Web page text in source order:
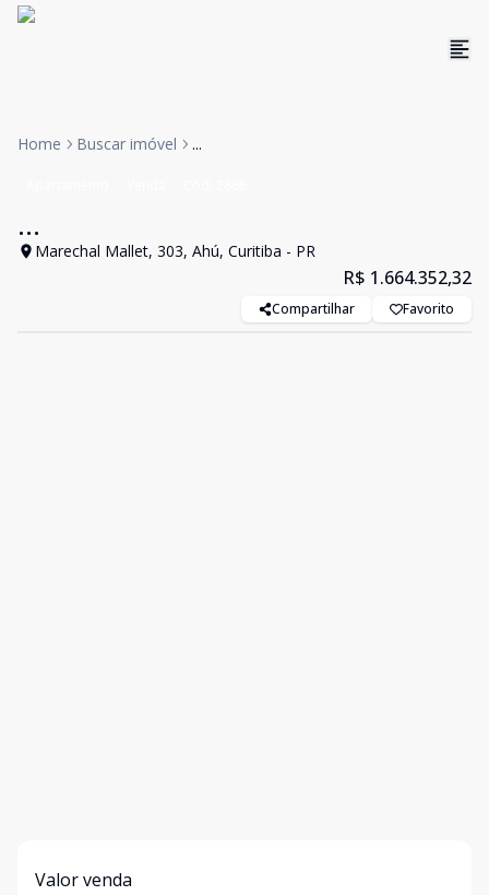
Home Buscar imóvel ...
...
Marechal Mallet, 303, Ahú, Curitiba - PR
R$ 1.664.352,32
Compartilhar Favorito
Valor venda